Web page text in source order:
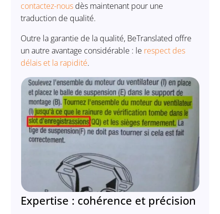
contactez-nous dès maintenant pour une
traduction de qualité.
Outre la garantie de la qualité, BeTranslated offre
un autre avantage considérable : le respect des
délais et la rapidité.
Expertise : cohérence et précision